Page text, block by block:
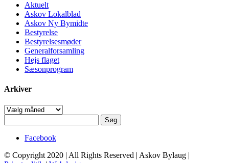
Aktuelt
Askov Lokalblad
Askov Ny Bymidte
Bestyrelse
Bestyrelsesmøder
Generalforsamling
Hejs flaget
Sæsonprogram
Arkiver
Arkiver
efter:
Facebook
© Copyright 2020 | All Rights Reserved | Askov Bylaug |